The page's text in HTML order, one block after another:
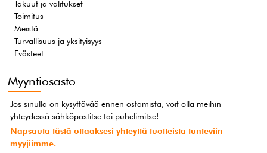
Takuut ja valitukset
Toimitus
Meistä
Turvallisuus ja yksityisyys
Evästeet
Myyntiosasto
Jos sinulla on kysyttävää ennen ostamista, voit olla meihin
yhteydessä sähköpostitse tai puhelimitse!
Napsauta tästä ottaaksesi yhteyttä tuotteista tunteviin
myyjiimme.